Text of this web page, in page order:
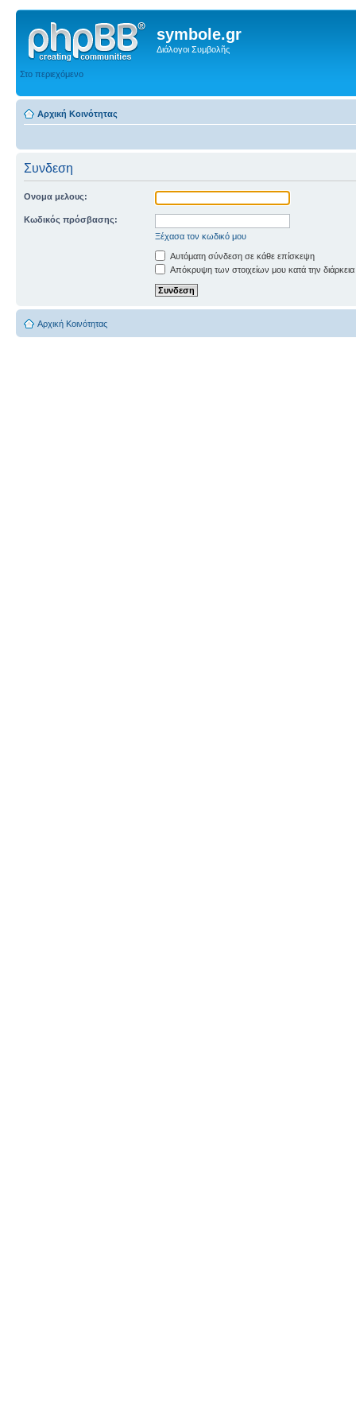
symbole.gr
Διάλογοι Συμβολῆς
Στο περιεχόμενο
Αρχική Κοινότητας
Συνδεση
Ονομα μελους:
Κωδικός πρόσβασης:
Ξέχασα τον κωδικό μου
Αυτόματη σύνδεση σε κάθε επίσκεψη
Απόκρυψη των στοιχείων μου κατά την
Αρχική Κοινότητας